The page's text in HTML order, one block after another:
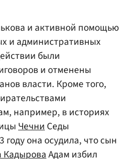
и активной помощью
и административных
были
и отменены
власти. Кроме того,
например, в историях
ЧечниСеды
она осудила, что сын
КадыроваАдам избил